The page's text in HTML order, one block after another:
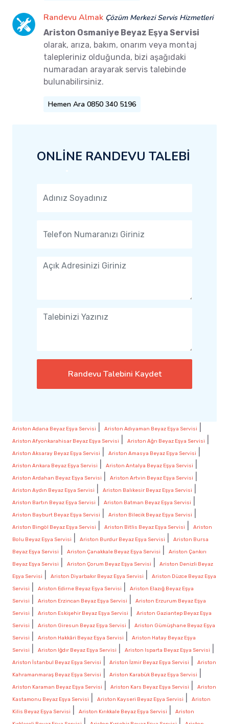
Randevu Almak Çözüm Merkezi Servis Hizmetleri
Ariston Osmaniye Beyaz Eşya Servisi
olarak, arıza, bakım, onarım veya montaj
talepleriniz olduğunda, bizi aşağıdaki
numaradan arayarak servis talebinde
bulunabilirsiniz.
Hemen Ara 0850 340 5196
ONLİNE RANDEVU TALEBİ
Randevu Talebini Kaydet
Ariston Adana Beyaz Eşya Servisi Ariston Adıyaman Beyaz Eşya Servisi
Ariston Afyonkarahisar Beyaz Eşya Servisi Ariston Ağrı Beyaz Eşya Servisi
Ariston Aksaray Beyaz Eşya Servisi Ariston Amasya Beyaz Eşya Servisi
Ariston Ankara Beyaz Eşya Servisi Ariston Antalya Beyaz Eşya Servisi
Ariston Ardahan Beyaz Eşya Servisi Ariston Artvin Beyaz Eşya Servisi
Ariston Aydın Beyaz Eşya Servisi Ariston Balıkesir Beyaz Eşya Servisi
Ariston Bartın Beyaz Eşya Servisi Ariston Batman Beyaz Eşya Servisi
Ariston Bayburt Beyaz Eşya Servisi Ariston Bilecik Beyaz Eşya Servisi
Ariston Bingöl Beyaz Eşya Servisi Ariston Bitlis Beyaz Eşya Servisi
Ariston
Bolu Beyaz Eşya Servisi
Ariston Burdur Beyaz Eşya Servisi
Ariston Bursa
Beyaz Eşya Servisi
Ariston Çanakkale Beyaz Eşya Servisi
Ariston Çankırı
Beyaz Eşya Servisi
Ariston Çorum Beyaz Eşya Servisi
Ariston Denizli Beyaz
Eşya Servisi
Ariston Diyarbakır Beyaz Eşya Servisi
Ariston Düzce Beyaz Eşya
Servisi
Ariston Edirne Beyaz Eşya Servisi
Ariston Elazığ Beyaz Eşya
Servisi
Ariston Erzincan Beyaz Eşya Servisi
Ariston Erzurum Beyaz Eşya
Servisi
Ariston Eskişehir Beyaz Eşya Servisi
Ariston Gaziantep Beyaz Eşya
Servisi
Ariston Giresun Beyaz Eşya Servisi
Ariston Gümüşhane Beyaz Eşya
Servisi
Ariston Hakkâri Beyaz Eşya Servisi
Ariston Hatay Beyaz Eşya
Servisi
Ariston Iğdır Beyaz Eşya Servisi Ariston Isparta Beyaz Eşya Servisi
Ariston İstanbul Beyaz Eşya Servisi Ariston İzmir Beyaz Eşya Servisi
Ariston
Kahramanmaraş Beyaz Eşya Servisi
Ariston Karabük Beyaz Eşya Servisi
Ariston Karaman Beyaz Eşya Servisi Ariston Kars Beyaz Eşya Servisi
Ariston
Kastamonu Beyaz Eşya Servisi
Ariston Kayseri Beyaz Eşya Servisi
Ariston
Kilis Beyaz Eşya Servisi
Ariston Kırıkkale Beyaz Eşya Servisi
Ariston